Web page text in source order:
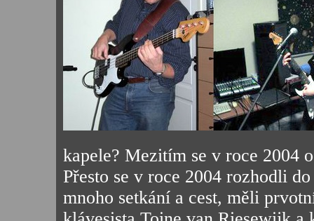
kapele? Mezitím se v roce 2004
Přesto se v roce 2004 rozhodli
mnoho setkání a cest, měli